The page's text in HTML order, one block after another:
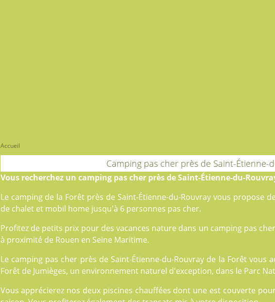
Accueil
Camping pas cher près de Saint-Étienne-
Vous recherchez un camping pas cher près de Saint-Étienne-du-
Le camping de la Forêt près de Saint-Étienne-du-Rouvray vous propose
de chalet et mobil home jusqu'à 6 personnes pas cher.
Profitez de petits prix pour des vacances nature dans un camping pas
à proximité de Rouen en Seine Maritime.
Le camping pas cher près de Saint-Étienne-du-Rouvray de la Forêt vous
Forêt de Jumièges, un environnement naturel d'exception, dans le Parc
Vous apprécierez nos deux piscines chauffées dont une est couverte